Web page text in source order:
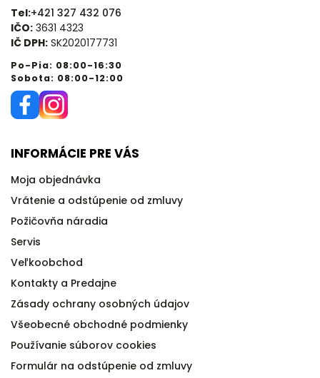
Tel:+421 327 432 076
IČO: 3631 4323
IČ DPH: SK2020177731
Po-Pia: 08:00-16:30
Sobota: 08:00-12:00
INFORMÁCIE PRE VÁS
Moja objednávka
Vrátenie a odstúpenie od zmluvy
Požičovňa náradia
Servis
Veľkoobchod
Kontakty a Predajne
Zásady ochrany osobných údajov
Všeobecné obchodné podmienky
Používanie súborov cookies
Formulár na odstúpenie od zmluvy